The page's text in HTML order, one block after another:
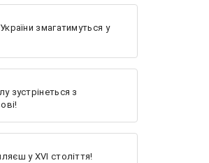
змагатимуться у
зустрінеться з
у XVI століття!